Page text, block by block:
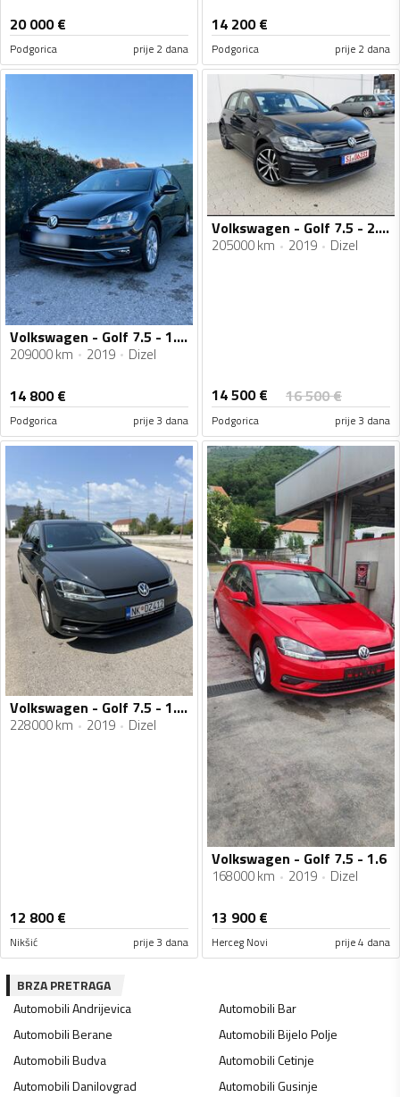
20 000€
Podgorica prije 2 dana
14 200€
Podgorica prije 2 dana
Volkswagen - Golf 7.5 - 1.6 TDI
209000 km 2019 Dizel
14 800€
Podgorica prije 3 dana
Volkswagen - Golf 7.5 - 2.0TDI
205000 km 2019 Dizel
14 500€ 16 500€
Podgorica prije 3 dana
Volkswagen - Golf 7.5 - 1.6 tdi
228000 km 2019 Dizel
12 800€
Nikšić prije 3 dana
Volkswagen - Golf 7.5 - 1.6
168000 km 2019 Dizel
13 900€
Herceg Novi prije 4 dana
BRZA PRETRAGA
AutomobiliAndrijevica AutomobiliBar
AutomobiliBerane AutomobiliBijelo Polje
AutomobiliBudva AutomobiliCetinje
AutomobiliDanilovgrad AutomobiliGusinje